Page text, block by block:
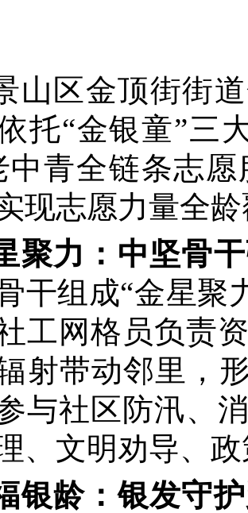
山区金顶街街
托“金银童”三
中青全链条志
现志愿力量全
聚力：中坚骨
干组成“金星聚
工网格员负责
射带动邻里，
与社区防汛、
、文明劝导、
银龄：银发守